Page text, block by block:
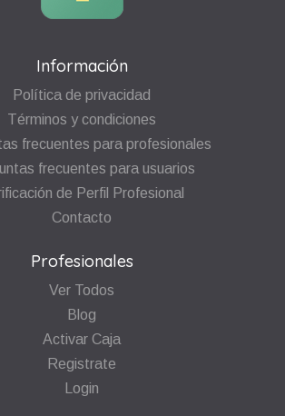
Información
Política de privacidad
Términos y condiciones
frecuentes para profesionales
frecuentes para usuarios
de Perfil Profesional
Contacto
Profesionales
Ver Todos
Blog
Activar Caja
Registrate
Login